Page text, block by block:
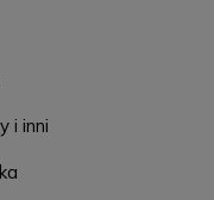
i inni